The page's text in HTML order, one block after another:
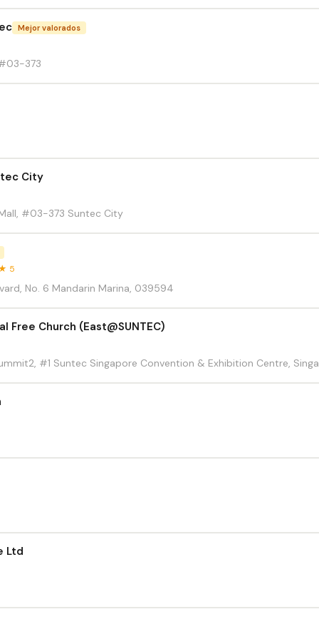
Mejor valorados
373
City
#03-373 Suntec City
5
No. 6 Mandarin Marina, 039594
Free Church (East@SUNTEC)
#1 Suntec Singapore Convention & Exhibition Centre,
Ltd